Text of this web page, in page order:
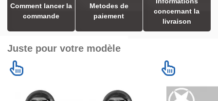
Comment lancer la
commande
Metodes de
paiement
concernant la
livraison
Juste pour votre modèle